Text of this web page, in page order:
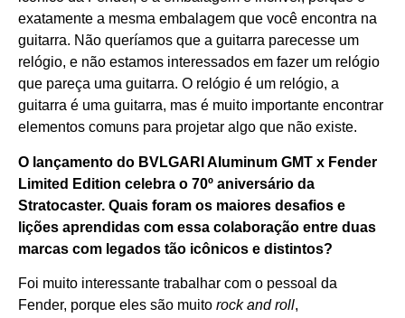
exatamente a mesma embalagem que você encontra na
guitarra. Não queríamos que a guitarra parecesse um
relógio, e não estamos interessados em fazer um relógio
que pareça uma guitarra. O relógio é um relógio, a
guitarra é uma guitarra, mas é muito importante encontrar
elementos comuns para projetar algo que não existe.
O lançamento do BVLGARI Aluminum GMT x Fender
Limited Edition celebra o 70º aniversário da
Stratocaster. Quais foram os maiores desafios e
lições aprendidas com essa colaboração entre duas
marcas com legados tão icônicos e distintos?
Foi muito interessante trabalhar com o pessoal da
Fender, porque eles são muito rock and roll,